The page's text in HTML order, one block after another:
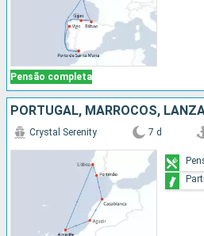
Pensão completa
PORTUGAL, MARROCOS,
Crystal Serenity 7 d